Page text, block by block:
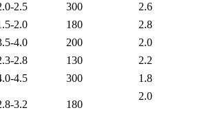
2.5 300
2.6
2.0 180
2.8
4.0 200
2.0
2.8 130
2.2
4.5 300 1.8
3.2 180
2.0